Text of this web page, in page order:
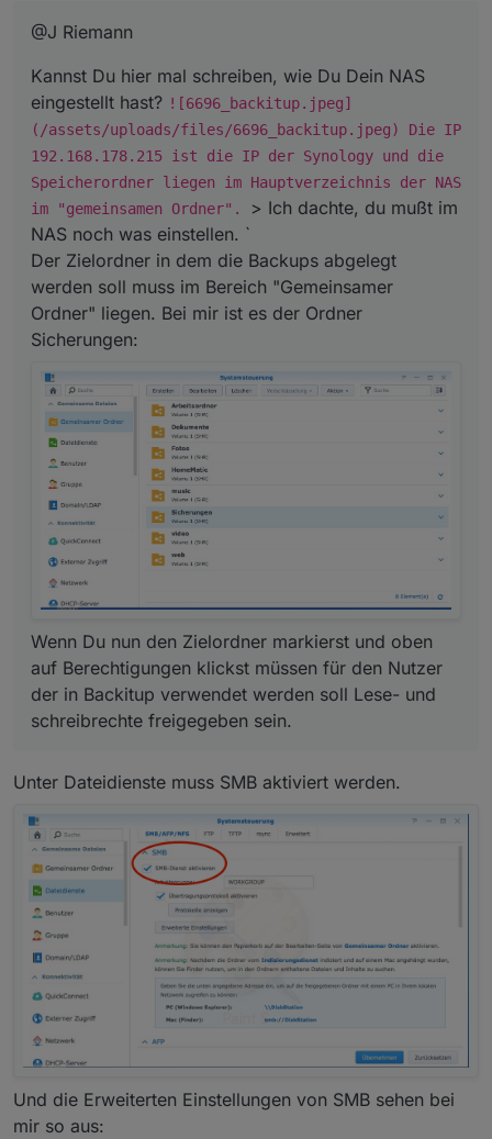
@J Riemann
Kannst Du hier mal schreiben, wie Du Dein NAS
eingestellt hast? ![6696_backitup.jpeg]
(/assets/uploads/files/6696_backitup.jpeg) Die IP
192.168.178.215 ist die IP der Synology und die
Speicherordner liegen im Hauptverzeichnis der NAS
im "gemeinsamen Ordner".
> Ich dachte, du mußt im
NAS noch was einstellen. `
Der Zielordner in dem die Backups abgelegt
werden soll muss im Bereich "Gemeinsamer
Ordner" liegen. Bei mir ist es der Ordner
Sicherungen:
Wenn Du nun den Zielordner markierst und oben
auf Berechtigungen klickst müssen für den Nutzer
der in Backitup verwendet werden soll Lese- und
schreibrechte freigegeben sein.
Unter Dateidienste muss SMB aktiviert werden.
Und die Erweiterten Einstellungen von SMB sehen bei
mir so aus: